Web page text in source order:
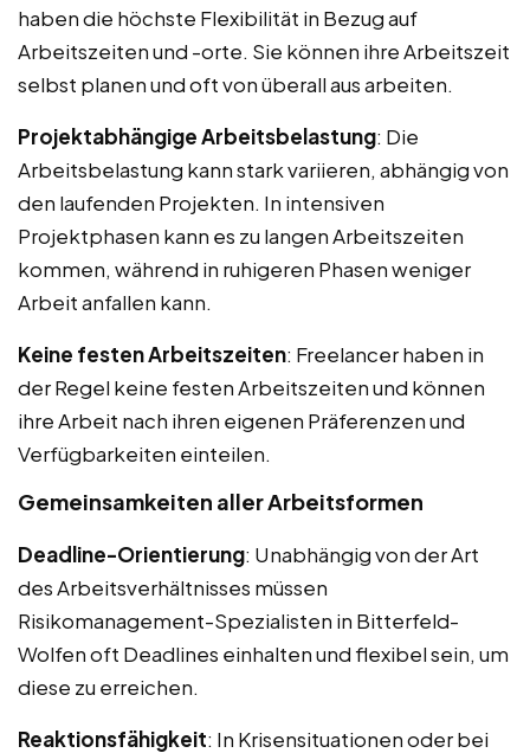
haben die höchste Flexibilität in Bezug auf
Arbeitszeiten und -orte. Sie können ihre Arbeitszeit
selbst planen und oft von überall aus arbeiten.
Projektabhängige Arbeitsbelastung: Die
Arbeitsbelastung kann stark variieren, abhängig von
den laufenden Projekten. In intensiven
Projektphasen kann es zu langen Arbeitszeiten
kommen, während in ruhigeren Phasen weniger
Arbeit anfallen kann.
Keine festen Arbeitszeiten: Freelancer haben in
der Regel keine festen Arbeitszeiten und können
ihre Arbeit nach ihren eigenen Präferenzen und
Verfügbarkeiten einteilen.
Gemeinsamkeiten aller Arbeitsformen
Deadline-Orientierung: Unabhängig von der Art
des Arbeitsverhältnisses müssen
Risikomanagement-Spezialisten in Bitterfeld-
Wolfen oft Deadlines einhalten und flexibel sein, um
diese zu erreichen.
Reaktionsfähigkeit: In Krisensituationen oder bei